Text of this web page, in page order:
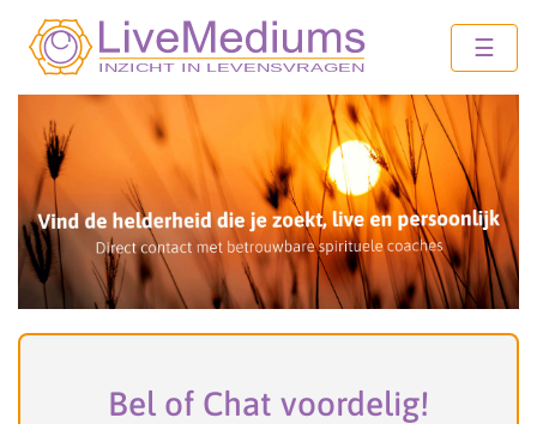
☰
Bel of Chat voordelig!